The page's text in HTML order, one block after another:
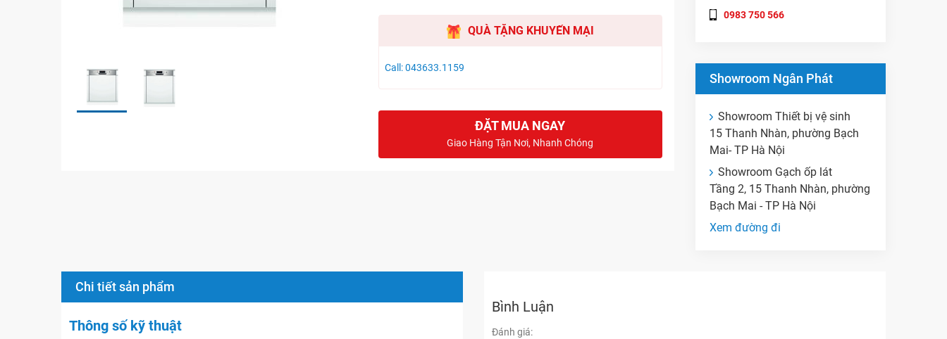
QUÀ TẶNG KHUYẾN MẠI
Call: 043633.1159
ĐẶT MUA NGAY
Giao Hàng Tận Nơi, Nhanh Chóng
0983 750 566
Showroom Ngân Phát
Showroom Thiết bị vệ sinh
15 Thanh Nhàn, phường Bạch
Mai- TP Hà Nội
Showroom Gạch ốp lát
Tầng 2, 15 Thanh Nhàn, phường
Bạch Mai - TP Hà Nội
Xem đường đi
Chi tiết sản phẩm
Thông số kỹ thuật
Bình Luận
Đánh giá: